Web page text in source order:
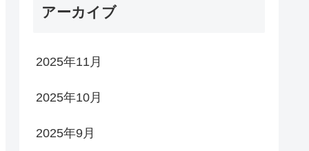
アーカイブ
2025年11月
2025年10月
2025年9月